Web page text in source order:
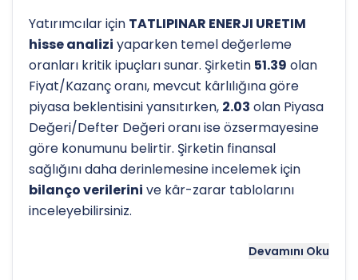
Yatırımcılar için TATLIPINAR ENERJI URETIM
hisse analizi yaparken temel değerleme
oranları kritik ipuçları sunar. Şirketin 51.39 olan
Fiyat/Kazanç oranı, mevcut kârlılığına göre
piyasa beklentisini yansıtırken, 2.03 olan Piyasa
Değeri/Defter Değeri oranı ise özsermayesine
göre konumunu belirtir. Şirketin finansal
sağlığını daha derinlemesine incelemek için
bilanço verilerini ve kâr-zarar tablolarını
inceleyebilirsiniz.
Hissenin uzun vadeli trendini ve potansiyelDevamını Oku